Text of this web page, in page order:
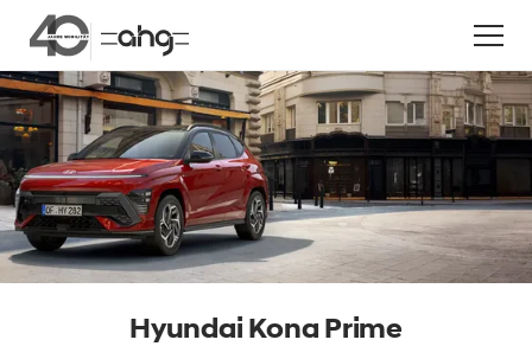
Aktion
Hyundai Kona Prime